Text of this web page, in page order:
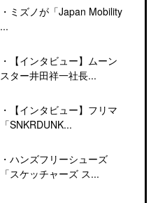
・ ミズノが「Japan Mobility
...
・
【インタビュー】ムーン
スター井田祥一社長...
・
【インタビュー】フリマ
「SNKRDUNK...
・ ハンズフリーシューズ
「スケッチャーズ ス...